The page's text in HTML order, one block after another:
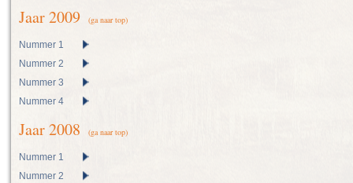
Jaar 2009 (ga naar top)
Nummer 1
Nummer 2
Nummer 3
Nummer 4
Jaar 2008 (ga naar top)
Nummer 1
Nummer 2